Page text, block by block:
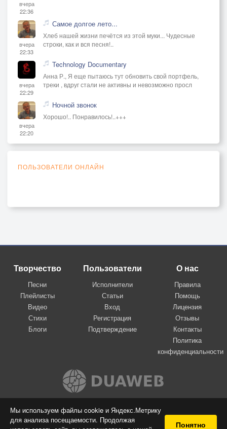
Мы используем файлы cookie и Яндекс.Метрику
для анализа посещаемости. Продолжая
Понятно
вчера
22:36
вчера
22:33
Самое долгое лето...
Хлеб нашей жизни печётся из этой муки... Чудесные
строки, как и вся песня!..
вчера
22:29
Technology Documentary
Анна Р., Я еще пытаюсь тут обновить свой портфель,
треки , вдруг стали не активны и невозможно просл
вчера
22:20
Ночной звонок
Хорошо!.. Понравилось!..+++
ПОЛЬЗОВАТЕЛИ ОНЛАЙН
Творчество
Песни
Плейлисты
Видео
Стихи
Блоги
Пользователи
Исполнители
Статьи
Вход
Регистрация
Подтверждение
О нас
Правила
Помощь
Лицензия
Отзывы
Контакты
Политика
конфиденциальности
Вконтакте
© 2009-2026 Я-пою